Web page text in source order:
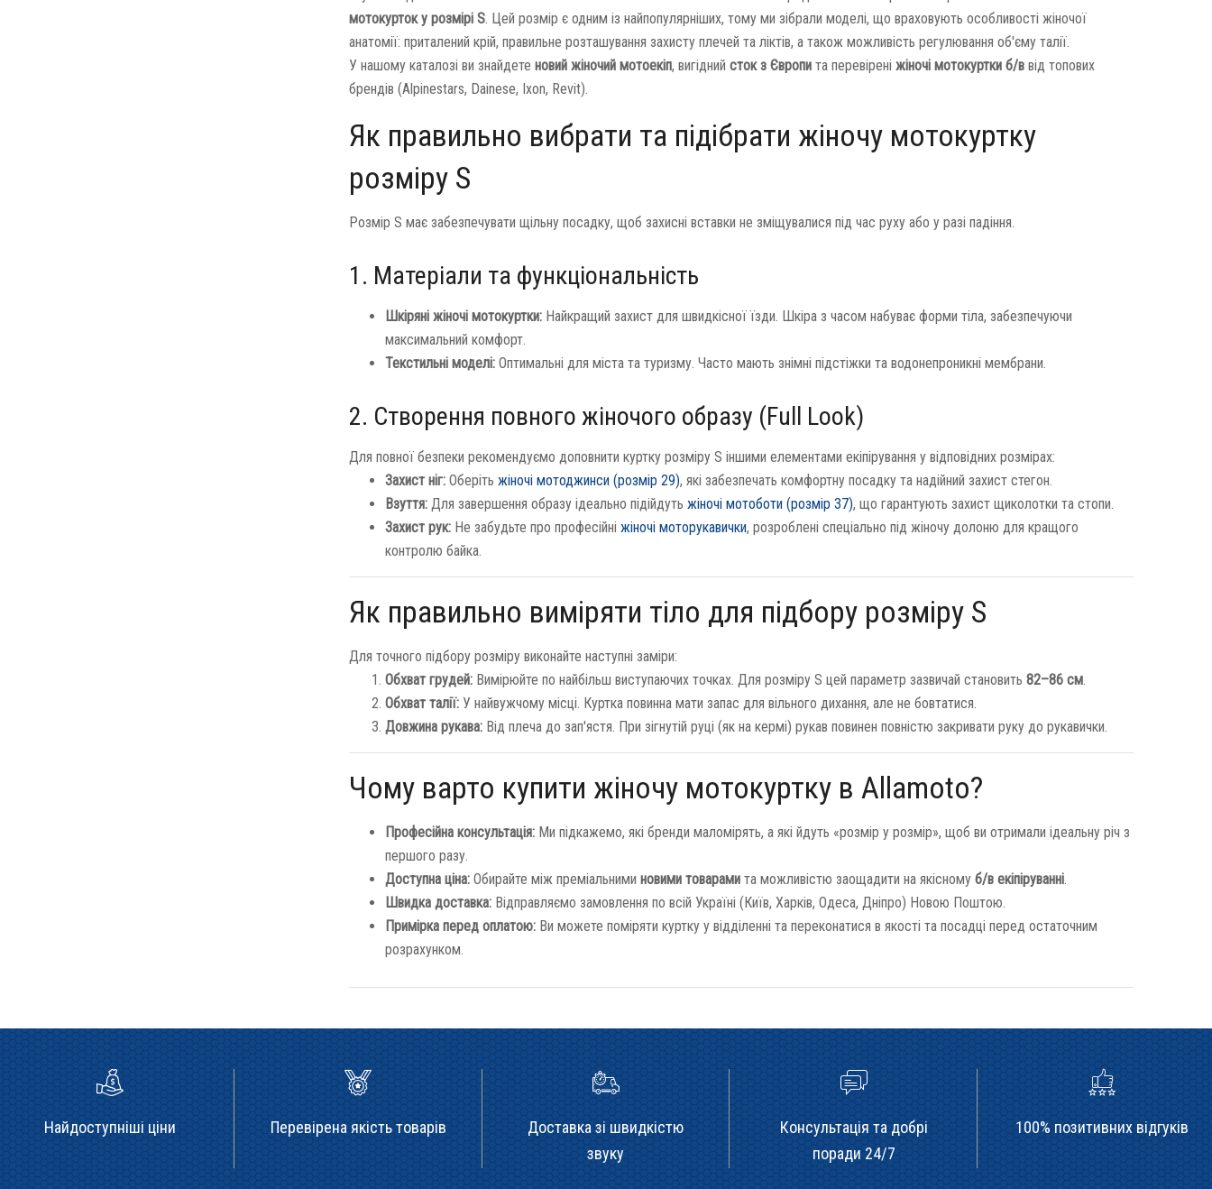
мотокурток у розмірі S . Цей розмір є одним із найпопулярніших, тому ми зібрали моделі, що враховують особливості жіночої
анатомії: приталений крій, правильне розташування захисту плечей та ліктів, а також можливість регулювання об'єму талії.
У нашому каталозі ви знайдете новий жіночий мотоекіп, вигідний сток з Європи та перевірені жіночі мотокуртки б/в від топових
брендів (Alpinestars, Dainese, Ixon, Revit).
Як правильно вибрати та підібрати жіночу мотокуртку
розміру S
Розмір S має забезпечувати щільну посадку, щоб захисні вставки не зміщувалися під час руху або у разі падіння.
1. Матеріали та функціональність
Шкіряні жіночі мотокуртки: Найкращий захист для швидкісної їзди. Шкіра з часом набуває форми тіла, забезпечуючи
максимальний комфорт.
Текстильні моделі: Оптимальні для міста та туризму. Часто мають знімні підстіжки та водонепроникні мембрани.
2. Створення повного жіночого образу (Full Look)
Для повної безпеки рекомендуємо доповнити куртку розміру S іншими елементами екіпірування у відповідних розмірах:
Захист ніг: Оберіть жіночі мотоджинси (розмір 29), які забезпечать комфортну посадку та надійний захист стегон.
Взуття: Для завершення образу ідеально підійдуть жіночі мотоботи (розмір 37), що гарантують захист щиколотки та стопи.
Захист рук: Не забудьте про професійні жіночі моторукавички, розроблені спеціально під жіночу долоню для кращого
контролю байка.
Як правильно виміряти тіло для підбору розміру S
Для точного підбору розміру виконайте наступні заміри:
Обхват грудей: Вимірюйте по найбільш виступаючих точках. Для розміру S цей параметр зазвичай становить 82–86 см
Обхват талії: У найвужчому місці. Куртка повинна мати запас для вільного дихання, але не бовтатися.
Довжина рукава: Від плеча до зап'ястя. При зігнутій руці (як на кермі) рукав повинен повністю закривати руку до рукавички.
Чому варто купити жіночу мотокуртку в Allamoto?
Професійна консультація: Ми підкажемо, які бренди маломірять, а які йдуть «розмір у розмір», щоб ви отримали ідеальну річ з
першого разу.
Доступна ціна: Обирайте між преміальними новими товарами та можливістю заощадити на якісному б/в екіпіруванні
Швидка доставка: Відправляємо замовлення по всій Україні (Київ, Харків, Одеса, Дніпро) Новою Поштою.
Примірка перед оплатою: Ви можете поміряти куртку у відділенні та переконатися в якості та посадці перед остаточним
розрахунком.
Найдоступніші ціни Перевірена якість товарів
Доставка зі швидкістю
звуку
Консультація та добрі
поради 24/7
100% позитивних відгуків